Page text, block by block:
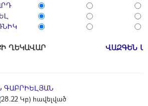
ՂԵԿԱՎԱՐ ՎԱԶԳԵՆ
ԳԱԲՐԻԵԼՅԱՆ
Կբ) հավելված